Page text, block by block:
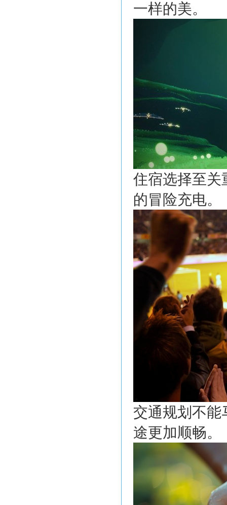
一样的美。
住宿选择至关
的冒险充电。
交通规划不能
途更加顺畅。